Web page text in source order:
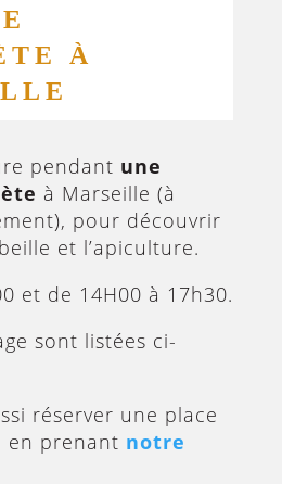
À
pendant une
à Marseille (à
pour découvrir
et l’apiculture.
et de 14H00 à 17h30.
sont listées ci-
réserver une place
en prenant notre